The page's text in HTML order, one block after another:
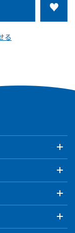
る